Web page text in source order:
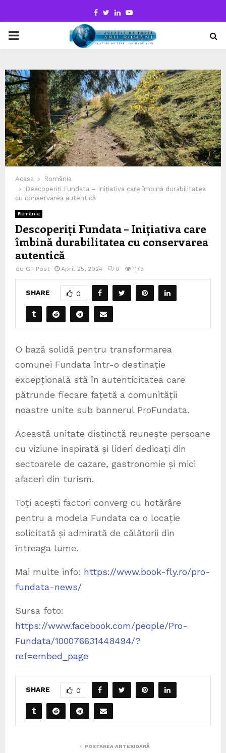
Facebook
TwitterLinkedinYoutube
PRIMARY
Acasa
România
Descoperiți Fundata – Inițiativa care îmbină durabilitatea
cu conservarea autentică
România
Descoperiți Fundata – Inițiativa care
îmbină durabilitatea cu conservarea
autentică
de GT Post April 25, 2024 0 1173
SHARE 0
O bază solidă pentru transformarea
comunei Fundata într-o destinație
excepțională stă în autenticitatea care
pătrunde fiecare fațetă a comunității
noastre unite sub bannerul ProFundata.
Această unitate distinctă reunește persoane
cu viziune inspirată și lideri dedicați din
sectoarele de cazare, gastronomie și mici
afaceri din turism.
Toți acești factori converg cu hotărâre
pentru a modela Fundata ca o locație
solicitată și admirată de călătorii din
întreaga lume.
Mai multe info: https://www.book-fly.ro/pro-
fundata-news/
Sursa foto:
https://www.facebook.com/people/Pro-
Fundata/100076631448494/?
ref=embed_page
SHARE 0
POSTAREA ANTERIOARĂ